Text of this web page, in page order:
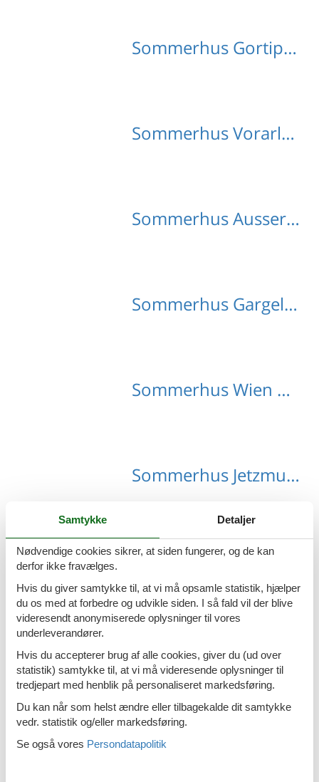
Sommerhus Gortipohl med hund
Sommerhus Vorarlberg med hund
Sommerhus Aussersiggam med hund
Sommerhus Gargellen med hund
Sommerhus Wien med hund
Sommerhus Jetzmund med hund
Samtykke Detaljer
Nødvendige cookies sikrer, at siden fungerer, og de kan
derfor ikke fravælges.
Hvis du giver samtykke til, at vi må opsamle statistik, hjælper
du os med at forbedre og udvikle siden. I så fald vil der blive
videresendt anonymiserede oplysninger til vores
underleverandører.
Hvis du accepterer brug af alle cookies, giver du (ud over
statistik) samtykke til, at vi må videresende oplysninger til
tredjepart med henblik på personaliseret markedsføring.
Du kan når som helst ændre eller tilbagekalde dit samtykke
vedr. statistik og/eller markedsføring.
Se også vores Persondatapolitik